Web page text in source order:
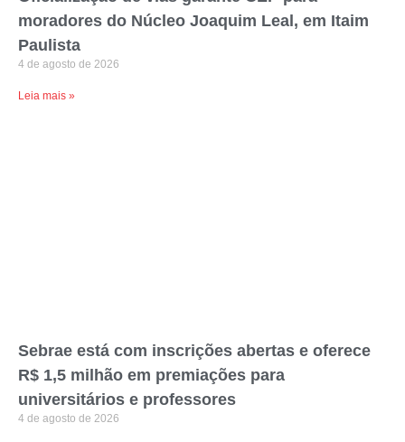
moradores do Núcleo Joaquim Leal, em Itaim
Paulista
4 de agosto de 2026
Leia mais »
Sebrae está com inscrições abertas e oferece
R$ 1,5 milhão em premiações para
universitários e professores
4 de agosto de 2026